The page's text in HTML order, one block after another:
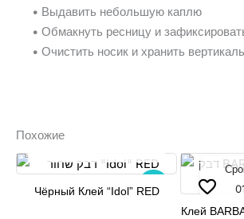
• Выдавить небольшую каплю
• Обмакнуть ресницу и
• Очистить носик и хранить
Похожие
НЕТ НА СКЛАДЕ
Чёрный Клей “Idol” RED
Клей